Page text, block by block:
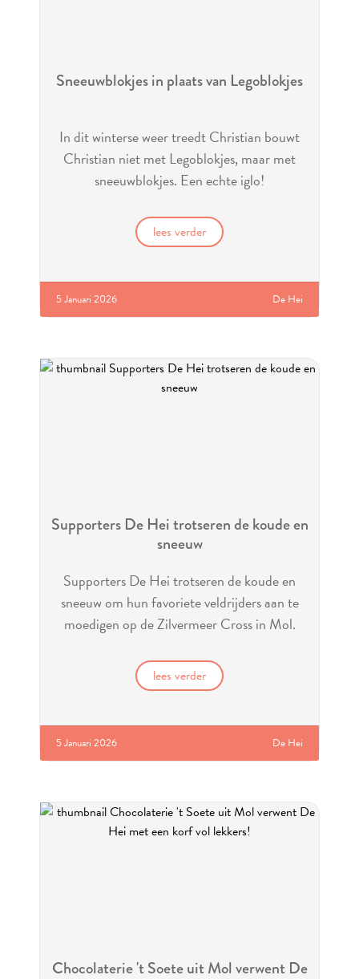
Sneeuwblokjes in plaats van Legoblokjes
In dit winterse weer treedt Christian bouwt
Christian niet met Legoblokjes, maar met
sneeuwblokjes. Een echte iglo!
lees verder
5 Januari 2026 De Hei
Supporters De Hei trotseren de koude en
sneeuw
Supporters De Hei trotseren de koude en
sneeuw om hun favoriete veldrijders aan te
moedigen op de Zilvermeer Cross in Mol.
lees verder
5 Januari 2026 De Hei
Chocolaterie 't Soete uit Mol verwent De